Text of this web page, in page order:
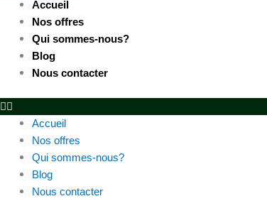
Accueil
Nos offres
Qui sommes-nous?
Blog
Nous contacter
Accueil
Nos offres
Qui sommes-nous?
Blog
Nous contacter